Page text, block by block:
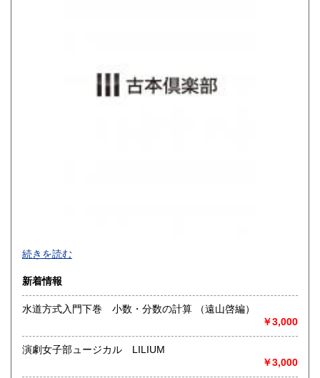
1,200円
買取品目一覧
術・アート・建築・書道・理工学・東洋医学・ビジネス書・
武道・山岳・オカルト・幻想文学・サブカルチャー・70年
代、80年代アイドル・アニメ・漫画・雑誌・アダルト・マニ
◎メディア商品【ジャズ・ロック・クラシック・映画・アニ
メ・ゲーム・声優・アイドル・ビジネス・アダルト・車・バ
続きを読む
新着情報
水道方式入門下巻 小数・分数の計算 （遠山啓編）
￥3,000
演劇女子部ュージカル LILIUM
￥3,000